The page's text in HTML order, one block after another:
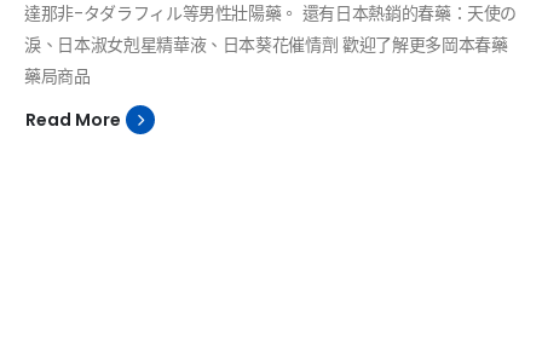
達那非-タダラフィル等男性壯陽藥。 還有日本熱銷的春藥：天使の
淚、日本淑女剋星精華液、日本葵花催情劑 歡迎了解更多岡本春藥
藥局商品
Read More